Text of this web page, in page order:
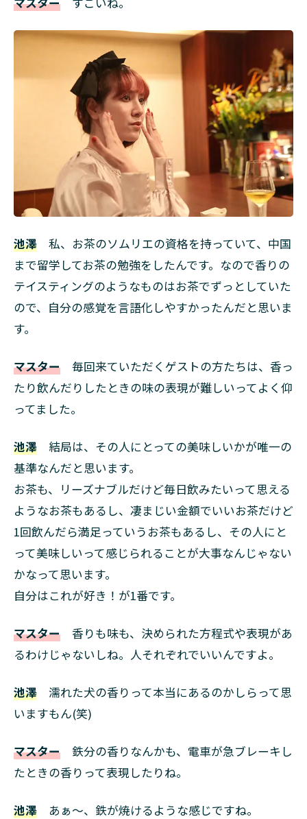
池澤 私、お茶のソムリエの資格を持っていて、中国
まで留学してお茶の勉強をしたんです。なので香りの
テイスティングのようなものはお茶でずっとしていた
ので、自分の感覚を言語化しやすかったんだと思いま
す。
マスター 毎回来ていただくゲストの方たちは、香っ
たり飲んだりしたときの味の表現が難しいってよく仰
ってました。
池澤 結局は、その人にとっての美味しいかが唯一の
基準なんだと思います。
お茶も、リーズナブルだけど毎日飲みたいって思える
ようなお茶もあるし、凄まじい金額でいいお茶だけど
1回飲んだら満足っていうお茶もあるし、その人にと
って美味しいって感じられることが大事なんじゃない
かなって思います。
自分はこれが好き！が1番です。
マスター 香りも味も、決められた方程式や表現があ
るわけじゃないしね。人それぞれでいいんですよ。
池澤 濡れた犬の香りって本当にあるのかしらって思
いますもん(笑)
マスター 鉄分の香りなんかも、電車が急ブレーキし
たときの香りって表現したりね。
池澤 あぁ～、鉄が焼けるような感じですね。